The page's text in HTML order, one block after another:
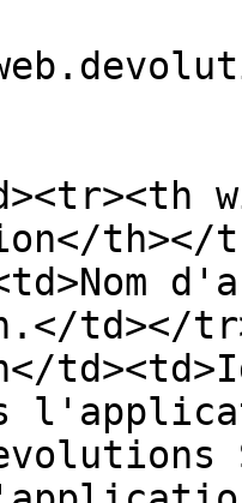
th></
td></